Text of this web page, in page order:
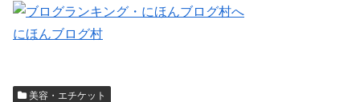
にほんブログ村
美容・エチケット